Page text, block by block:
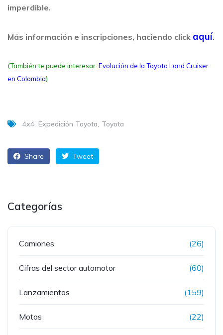
imperdible.
Más información e inscripciones, haciendo click aquí.
(También te puede interesar: Evolución de la Toyota Land Cruiser
en Colombia)
4x4 Expedición Toyota Toyota
Share Tweet
Categorías
Camiones (26)
Cifras del sector automotor (60)
Lanzamientos (159)
Motos (22)